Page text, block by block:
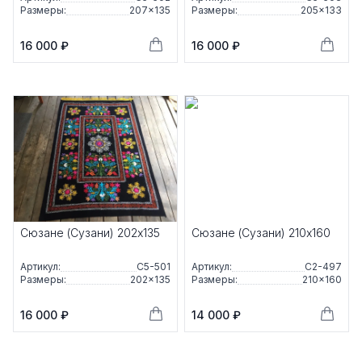
Размеры:
207×135
16 000 ₽
Размеры:
205×133
16 000 ₽
Сюзане (Сузани) 202x135
Артикул:
С5-501
Размеры:
202×135
16 000 ₽
Сюзане (Сузани) 210x160
Артикул:
С2-497
Размеры:
210×160
14 000 ₽